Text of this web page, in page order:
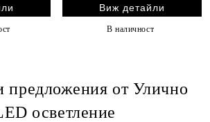
Виж детайли
В наличност
предложения от Улично
осветление